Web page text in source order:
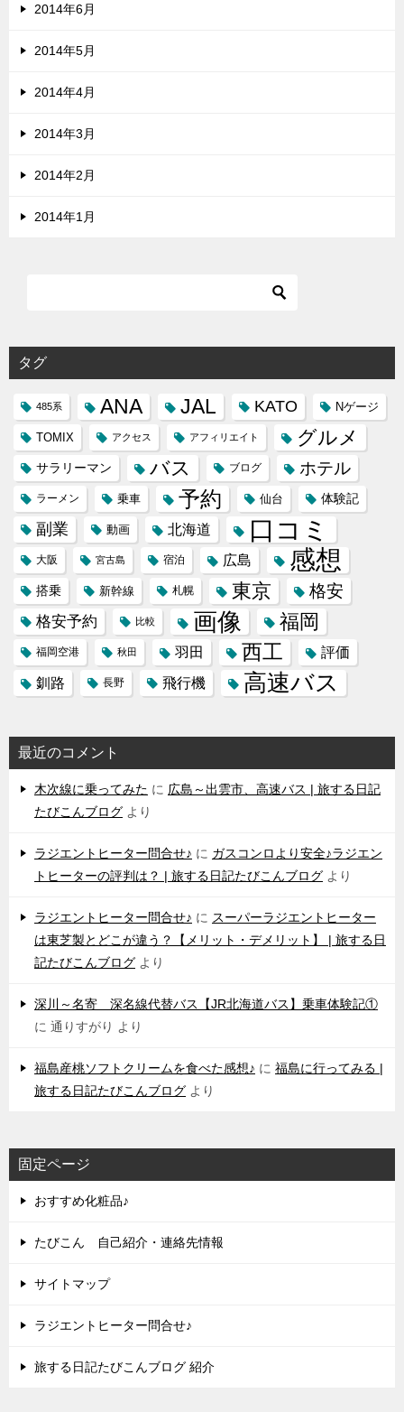
2014年6月
2014年5月
2014年4月
2014年3月
2014年2月
2014年1月
タグ
485系 ANA JAL KATO Nゲージ
TOMIX アクセス アフィリエイト グルメ
サラリーマン バス ブログ ホテル
ラーメン 乗車 予約 仙台 体験記
副業 動画 北海道 口コミ
大阪 宮古島 宿泊 広島 感想
搭乗 新幹線 札幌 東京 格安
格安予約 比較 画像 福岡
福岡空港 秋田 羽田 西工
評価
釧路
長野 飛行機 高速バス
最近のコメント
木次線に乗ってみた に 広島～出雲市、高速バス | 旅する日記
たびこんブログ より
ラジエントヒーター問合せ♪ に ガスコンロより安全♪ラジエン
トヒーターの評判は？ | 旅する日記たびこんブログ より
ラジエントヒーター問合せ♪ に スーパーラジエントヒーター
は東芝製とどこが違う？【メリット・デメリット】 | 旅する日
記たびこんブログ より
深川～名寄 深名線代替バス【JR北海道バス】乗車体験記①
に 通りすがり より
福島産桃ソフトクリームを食べた感想♪ に 福島に行ってみる |
旅する日記たびこんブログ より
固定ページ
おすすめ化粧品♪
たびこん 自己紹介・連絡先情報
サイトマップ
ラジエントヒーター問合せ♪
旅する日記たびこんブログ 紹介